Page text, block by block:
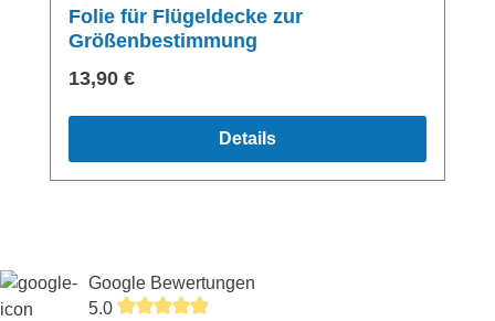
Folie für Flügeldecke zur
Größenbestimmung
Regulärer Preis:
13,90 €
Details
Google Bewertungen
5.0